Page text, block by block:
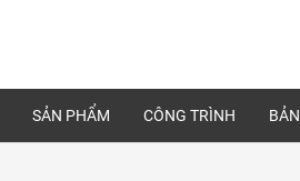
SẢN PHẨM CÔNG TRÌNH